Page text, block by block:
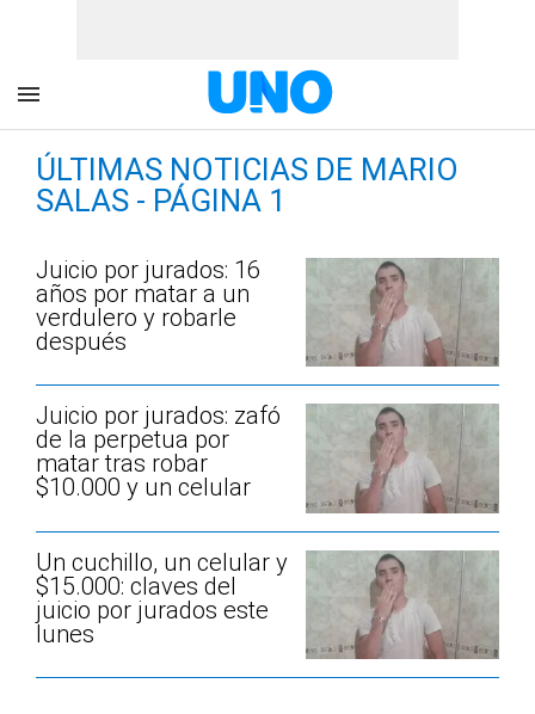
ÚLTIMAS NOTICIAS DE MARIO
SALAS - PÁGINA 1
Juicio por jurados: 16
años por matar a un
verdulero y robarle
después
Juicio por jurados: zafó
de la perpetua por
matar tras robar
$10.000 y un celular
Un cuchillo, un celular y
$15.000: claves del
juicio por jurados este
lunes